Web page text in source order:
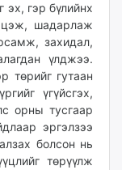
эх, гэр бүлийнх
шадарлаж
захидал,
үлджээ.
төрийг гутаан
үгүйсгэх,
орны тусгаар
эргэлзээ
болсон нь
төрүүлж